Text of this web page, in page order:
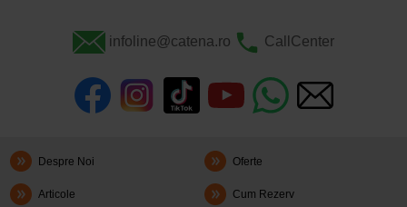
infoline@catena.ro CallCenter
Despre Noi Oferte
Articole Cum Rezerv